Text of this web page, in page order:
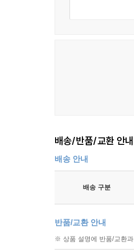
배송/반품/교환 안내
배송 안내
배송 구분
반품/교환 안내
※ 상품 설명에 반품/교환